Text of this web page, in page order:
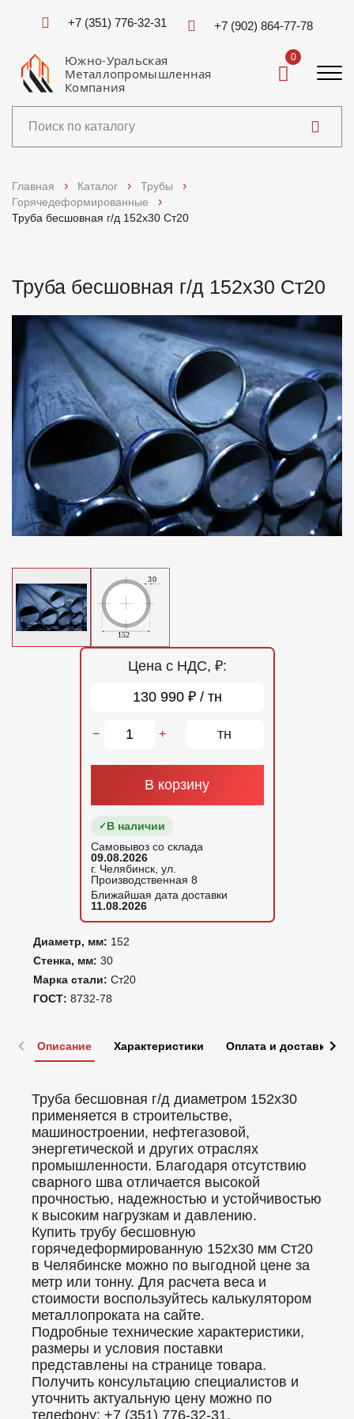
+7 (351) 776-32-31 +7 (902) 864-77-78
Южно-Уральская
Металлопромышленная
Компания
0
Услуги
Доставка и оплата
О компании
Отзывы
Контакты
Главная Каталог
Трубы
Горячедеформированные
Труба бесшовная г/д 152х30 Ст20
Труба бесшовная г/д 152х30 Ст20
Диаметр, мм: 152
Стенка, мм: 30
Марка стали: Ст20
ГОСТ: 8732-78
Цена с НДС, ₽:
130 990 ₽ / тн
− + тн
В корзину
В наличии
Самовывоз со склада
09.08.2026
г. Челябинск, ул.
Производственная 8
Ближайшая дата доставки
11.08.2026
Описание Характеристики Оплата и доставка
Труба бесшовная г/д диаметром 152x30
применяется в строительстве,
машиностроении, нефтегазовой,
энергетической и других отраслях
промышленности. Благодаря отсутствию
сварного шва отличается высокой
прочностью, надежностью и устойчивостью
к высоким нагрузкам и давлению.
Купить трубу бесшовную
горячедеформированную 152x30 мм Ст20
в Челябинске можно по выгодной цене за
метр или тонну. Для расчета веса и
стоимости воспользуйтесь калькулятором
металлопроката на сайте.
Подробные технические характеристики,
размеры и условия поставки
представлены на странице товара.
Получить консультацию специалистов и
уточнить актуальную цену можно по
телефону: +7 (351) 776-32-31.